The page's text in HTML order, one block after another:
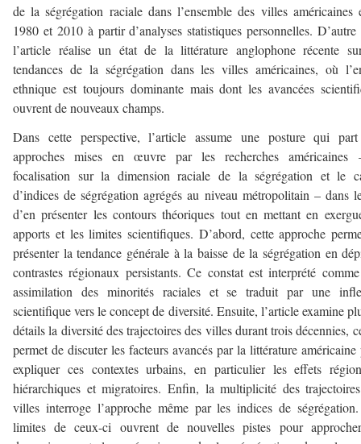
de la ségrégation raciale dans l’ensemble des villes américaines
1980 et 2010 à partir d’analyses statistiques personnelles. D’autre
l’article réalise un état de la littérature anglophone récente
tendances de la ségrégation dans les villes américaines, où
ethnique est toujours dominante mais dont les avancées
ouvrent de nouveaux champs.
Dans cette perspective, l’article assume une posture qui
approches mises en œuvre par les recherches
focalisation sur la dimension raciale de la ségrégation et le
d’indices de ségrégation agrégés au niveau métropolitain – dans
d’en présenter les contours théoriques tout en mettant en
apports et les limites scientifiques. D’abord, cette approche
présenter la tendance générale à la baisse de la ségrégation en
contrastes régionaux persistants. Ce constat est interprété
assimilation des minorités raciales et se traduit par une
scientifique vers le concept de diversité. Ensuite, l’article examine
détails la diversité des trajectoires des villes durant trois décennies,
permet de discuter les facteurs avancés par la littérature américaine
expliquer ces contextes urbains, en particulier les effets
hiérarchiques et migratoires. Enfin, la multiplicité des
villes interroge l’approche même par les indices de
limites de ceux-ci ouvrent de nouvelles pistes pour